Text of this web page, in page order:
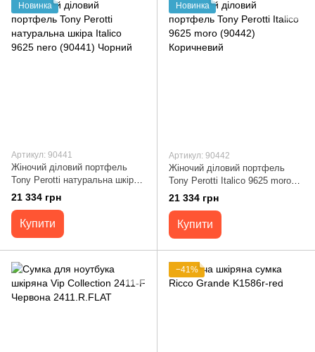
Новинка
Артикул: 90441
Жіночий діловий портфель
Tony Perotti натуральна шкіра
Italico 9625 nero (90441) Чорний
21 334 грн
Купити
Новинка
Артикул: 90442
Жіночий діловий портфель
Tony Perotti Italico 9625 moro
(90442) Коричневий
21 334 грн
Купити
−41%